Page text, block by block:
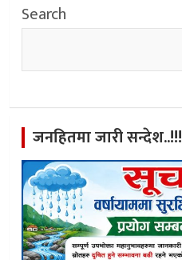
Search
जनहितमा जारी सन्देश..!!!